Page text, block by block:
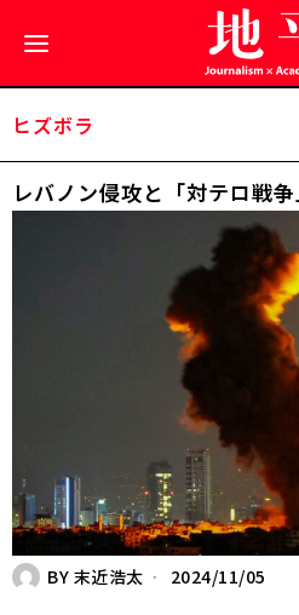
ヒズボラ
レバノン侵攻と「対テロ戦
BY 末近浩太 2024/11/05